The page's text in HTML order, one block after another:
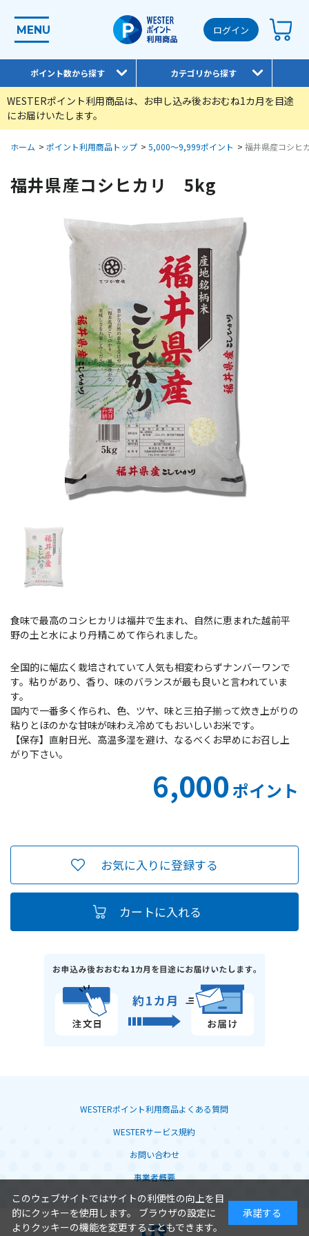
MENU ログイン
ポイント数から探す カテゴリから探す
WESTERポイント利用商品は、お申し込み後おおむね1カ月を目途
にお届けいたします。
ホーム > ポイント利用商品トップ > 5,000～9,999ポイント > 福井県産コシ
福井県産コシヒカリ 5kg
食味で最高のコシヒカリは福井で生まれ、自然に恵まれた越前平
野の土と水により丹精こめて作られました。
全国的に幅広く栽培されていて人気も相変わらずナンバーワンで
す。粘りがあり、香り、味のバランスが最も良いと言われていま
す。
国内で一番多く作られ、色、ツヤ、味と三拍子揃って炊き上がりの
粘りとほのかな甘味が味わえ冷めてもおいしいお米です。
【保存】直射日光、高温多湿を避け、なるべくお早めにお召し上
がり下さい。
6,000ポイント
お気に入りに登録する
WESTERポイント利用商品よくある質問
WESTERサービス規約
お問い合わせ
事業者概要
このウェブサイトではサイトの利便性の向上を目
的にクッキーを使用します。 ブラウザの設定に
よりクッキーの機能を変更することもできます。
承諾する